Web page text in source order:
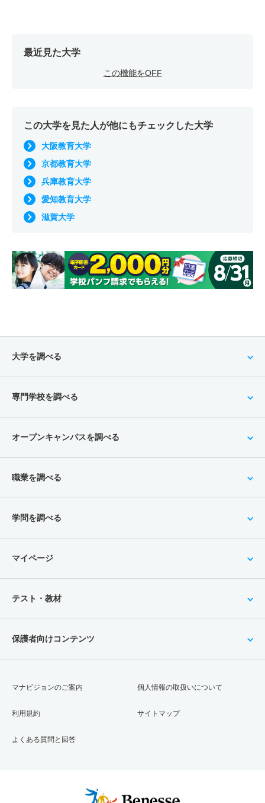
最近見た大学
この機能をOFF
この大学を見た人が他にもチェックした大学
大阪教育大学
京都教育大学
兵庫教育大学
愛知教育大学
滋賀大学
大学を調べる
専門学校を調べる
オープンキャンパスを調べる
職業を調べる
学問を調べる
マイページ
テスト・教材
保護者向けコンテンツ
マナビジョンのご案内
利用規約
よくある質問と回答
個人情報の取扱いについて
サイトマップ